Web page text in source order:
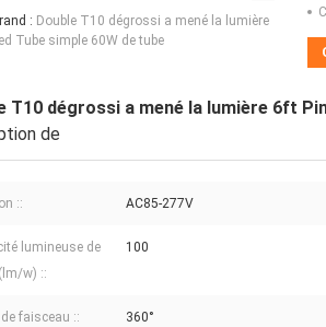
: Double T10 dégrossi a mené la lumière
Tube simple 60W de tube
T10 dégrossi a mené la lumière 6ft
de
:: AC85-277V
lumineuse de
w) ::
100
faisceau :: 360°